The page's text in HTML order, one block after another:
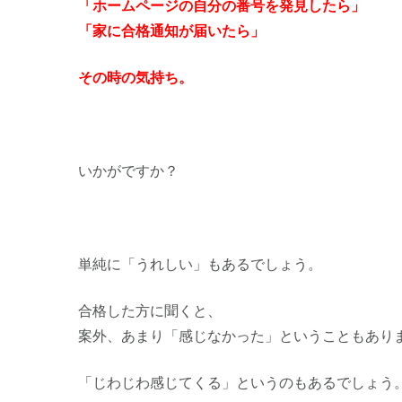
「ホームページの自分の番号を発見したら」
「家に合格通知が届いたら」
その時の気持ち。
いかがですか？
単純に「うれしい」もあるでしょう。
合格した方に聞くと、
案外、あまり「感じなかった」ということもあり
「じわじわ感じてくる」というのもあるでしょう。